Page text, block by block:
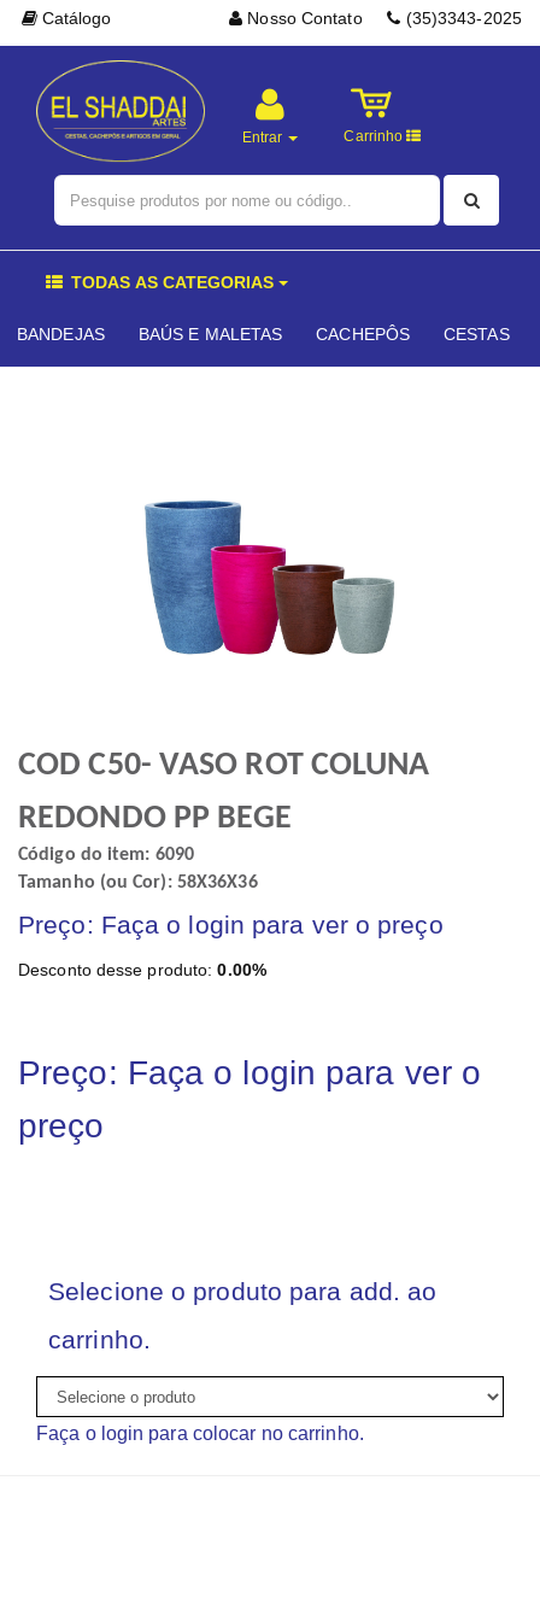
Nosso Contato (35)3343-2025
Catálogo
Entrar Carrinho
TODAS AS CATEGORIAS
BANDEJAS BAÚS E MALETAS CACHEPÔS CESTAS
COD C50- VASO ROT COLUNA
REDONDO PP BEGE
Código do item: 6090
Tamanho (ou Cor): 58X36X36
Preço: Faça o login para ver o preço
Desconto desse produto:0.00%
Preço: Faça o login para ver o
preço
Selecione o produto para add. ao
carrinho.
Faça o login para colocar no carrinho.